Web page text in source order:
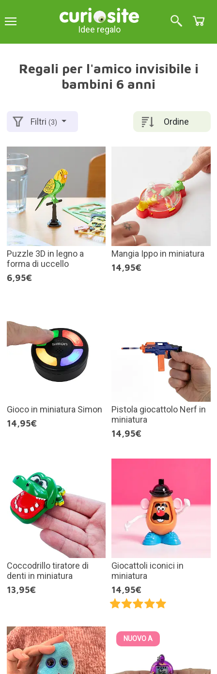
Idee regalo
Regali per l'amico invisibile i
bambini 6 anni
Ordine
Filtri(3)
Puzzle 3D in legno a
forma di uccello
6,95€
Mangia Ippo in miniatura
14,95€
Gioco in miniatura Simon
14,95€
Pistola giocattolo Nerf in
miniatura
14,95€
Coccodrillo tiratore di
denti in miniatura
13,95€
Giocattoli iconici in
miniatura
14,95€
NUOVO A